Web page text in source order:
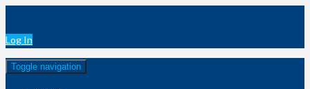
Log In
Toggle navigation